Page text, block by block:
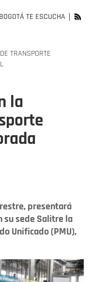
BOGOTÁ TE ESCUCHA
TRANSPORTE
la
presentará
su sede Salitre la
Unificado (PMU),